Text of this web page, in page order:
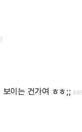
보이는 건가여 ㅎㅎ;;